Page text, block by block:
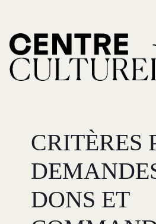
CRITÈRES
DONS ET